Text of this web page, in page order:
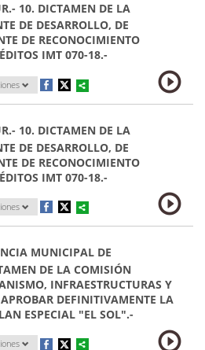
10. DICTAMEN DE LA
DE DESARROLLO, DE
DE RECONOCIMIENTO
IMT 070-18.-
10. DICTAMEN DE LA
DE DESARROLLO, DE
DE RECONOCIMIENTO
IMT 070-18.-
MUNICIPAL DE
DE LA COMISIÓN
INFRAESTRUCTURAS Y
DEFINITIVAMENTE LA
ESPECIAL "EL SOL".-